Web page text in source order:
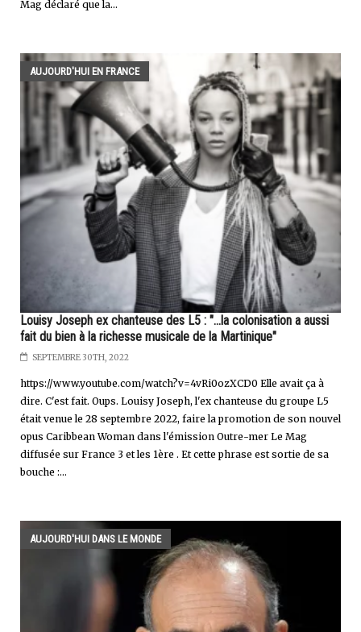
Mag déclaré que la...
AUJOURD'HUI EN FRANCE
Louisy Joseph ex chanteuse des L5 : "...la colonisation a aussi
fait du bien à la richesse musicale de la Martinique"
SEPTEMBRE 30TH, 2022
https://www.youtube.com/watch?v=4vRi0ozXCD0 Elle avait ça à
dire. C'est fait. Oups. Louisy Joseph, l'ex chanteuse du groupe L5
était venue le 28 septembre 2022, faire la promotion de son nouvel
opus Caribbean Woman dans l'émission Outre-mer Le Mag
diffusée sur France 3 et les 1ère . Et cette phrase est sortie de sa
bouche :...
AUJOURD'HUI DANS LE MONDE